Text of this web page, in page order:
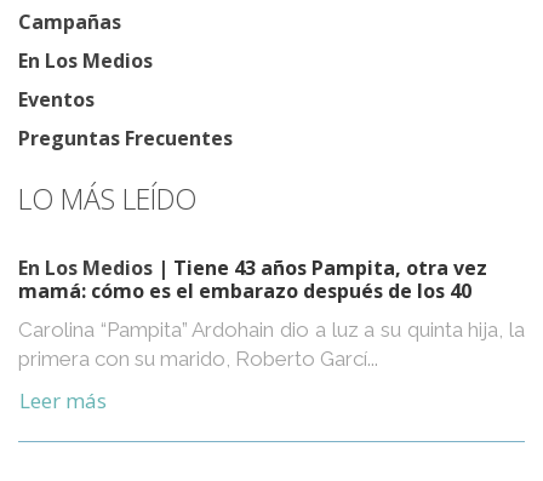
Campañas
En Los Medios
Eventos
Preguntas Frecuentes
LO MÁS LEÍDO
En Los Medios | Tiene 43 años Pampita, otra vez
mamá: cómo es el embarazo después de los 40
Carolina “Pampita” Ardohain dio a luz a su quinta hija, la
primera con su marido, Roberto Garcí...
Leer más